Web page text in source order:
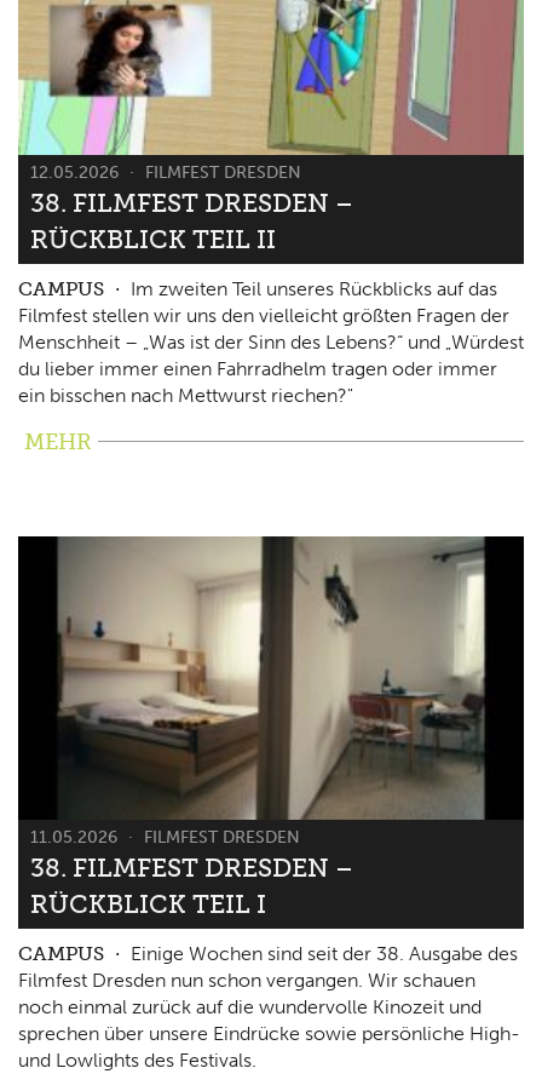
12.05.2026 FILMFEST DRESDEN
38. FILMFEST DRESDEN –
RÜCKBLICK TEIL II
CAMPUS
Im zweiten Teil unseres Rückblicks auf das
Filmfest stellen wir uns den vielleicht größten Fragen der
Menschheit – „Was ist der Sinn des Lebens?“ und „Würdest
du lieber immer einen Fahrradhelm tragen oder immer
ein bisschen nach Mettwurst riechen?"
MEHR
11.05.2026 FILMFEST DRESDEN
38. FILMFEST DRESDEN –
RÜCKBLICK TEIL I
CAMPUS
Einige Wochen sind seit der 38. Ausgabe des
Filmfest Dresden nun schon vergangen. Wir schauen
noch einmal zurück auf die wundervolle Kinozeit und
sprechen über unsere Eindrücke sowie persönliche High-
und Lowlights des Festivals.